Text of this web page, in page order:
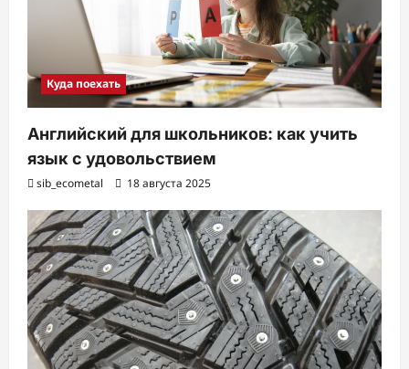
Куда поехать
Английский для школьников: как учить
язык с удовольствием
sib_ecometal 18 августа 2025